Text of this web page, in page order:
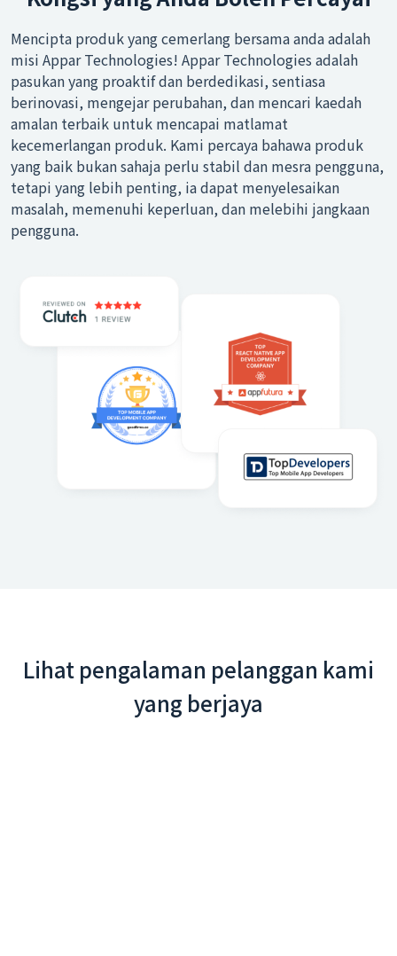
Mencipta produk yang cemerlang bersama anda adalah
misi Appar Technologies! Appar Technologies adalah
pasukan yang proaktif dan berdedikasi, sentiasa
berinovasi, mengejar perubahan, dan mencari kaedah
amalan terbaik untuk mencapai matlamat
kecemerlangan produk. Kami percaya bahawa produk
yang baik bukan sahaja perlu stabil dan mesra pengguna,
tetapi yang lebih penting, ia dapat menyelesaikan
masalah, memenuhi keperluan, dan melebihi jangkaan
pengguna.
Lihat pengalaman pelanggan kami
yang berjaya